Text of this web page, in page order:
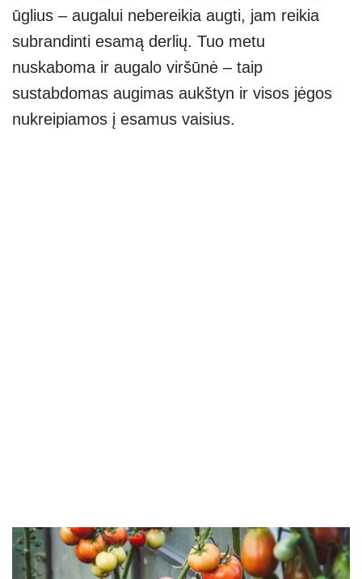
ūglius – augalui nebereikia augti, jam reikia
subrandinti esamą derlių. Tuo metu
nuskaboma ir augalo viršūnė – taip
sustabdomas augimas aukštyn ir visos jėgos
nukreipiamos į esamus vaisius.